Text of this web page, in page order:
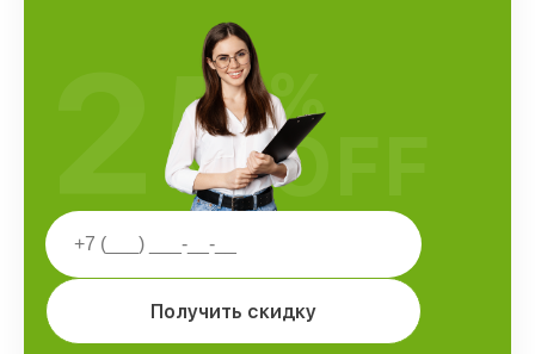
Получить скидку
25%
OFF